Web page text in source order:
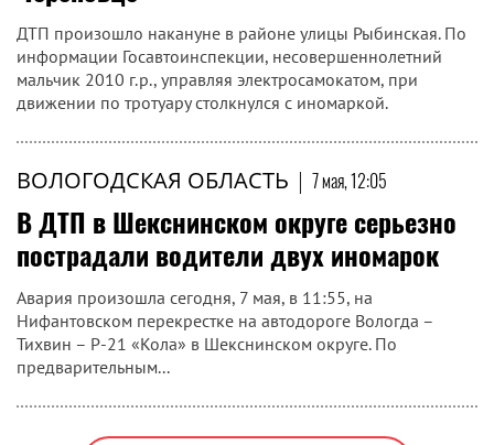
ДТП произошло накануне в районе улицы Рыбинская. По
информации Госавтоинспекции, несовершеннолетний
мальчик 2010 г.р., управляя электросамокатом, при
движении по тротуару столкнулся с иномаркой.
ВОЛОГОДСКАЯ ОБЛАСТЬ | 7 мая, 12:05
В ДТП в Шекснинском округе серьезно
пострадали водители двух иномарок
Авария произошла сегодня, 7 мая, в 11:55, на
Нифантовском перекрестке на автодороге Вологда –
Тихвин – Р-21 «Кола» в Шекснинском округе. По
предварительным...